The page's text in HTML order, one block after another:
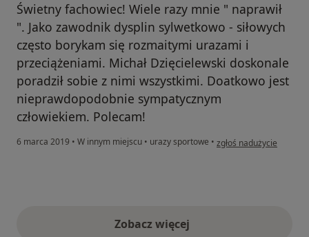
Świetny fachowiec! Wiele razy mnie " naprawił
". Jako zawodnik dysplin sylwetkowo - siłowych
często borykam się rozmaitymi urazami i
przeciążeniami. Michał Dzięcielewski doskonale
poradził sobie z nimi wszystkimi. Doatkowo jest
nieprawdopodobnie sympatycznym
człowiekiem. Polecam!
6 marca 2019 • W innym miejscu • urazy sportowe • w opinii użytkownika
zgłoś nadużycie
Zobacz więcejopinie powyżej